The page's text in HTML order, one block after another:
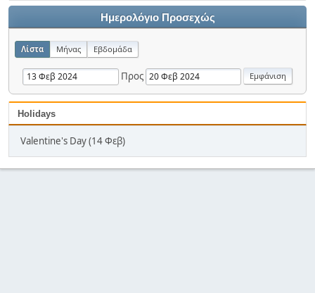
Ημερολόγιο Προσεχώς
Λίστα Μήνας Εβδομάδα
Προς
Holidays
Valentine's Day (14 Φεβ)